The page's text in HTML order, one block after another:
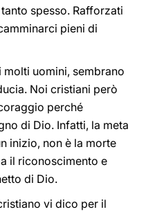
spesso. Rafforzati
pieni di
molti uomini, sembrano
Noi cristiani però
perché
di Dio. Infatti, la meta
inizio, non è la morte
il riconoscimento e
di Dio.
vi dico per il